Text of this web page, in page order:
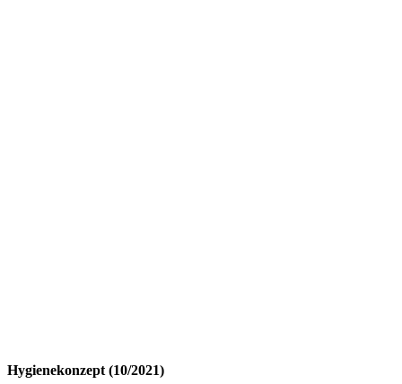
Hygienekonzept (10/2021)